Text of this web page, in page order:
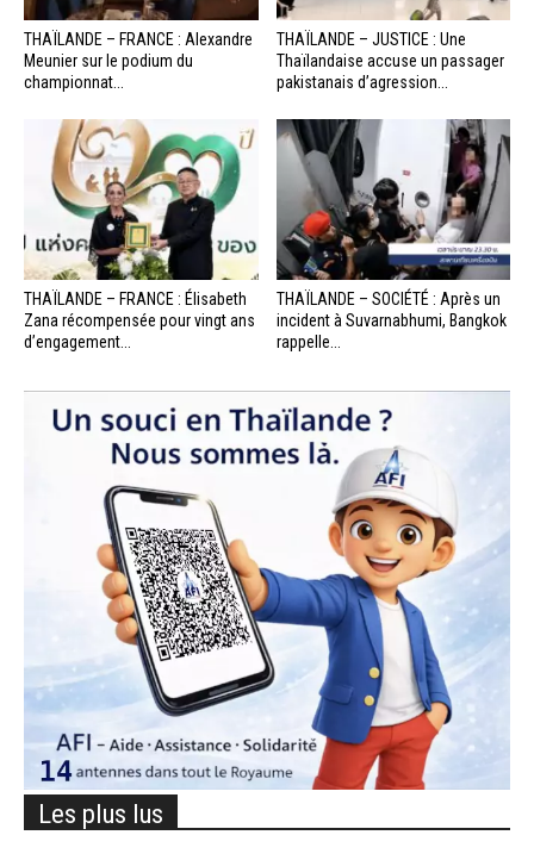
THAÏLANDE – FRANCE : Alexandre
Meunier sur le podium du
championnat...
THAÏLANDE – JUSTICE : Une
Thaïlandaise accuse un passager
pakistanais d’agression...
THAÏLANDE – FRANCE : Élisabeth
Zana récompensée pour vingt ans
d’engagement...
THAÏLANDE – SOCIÉTÉ : Après un
incident à Suvarnabhumi, Bangkok
rappelle...
Les plus lus